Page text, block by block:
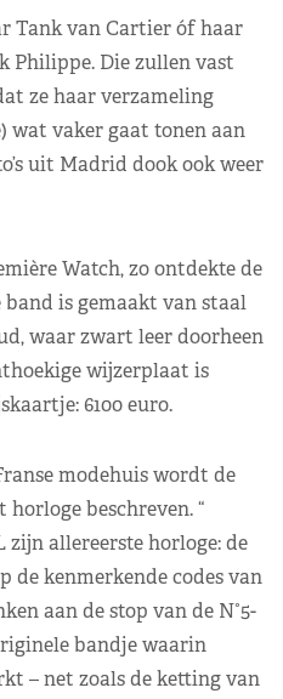
Tank van Cartier óf haar
Philippe. Die zullen vast
ze haar verzameling
wat vaker gaat tonen aan
uit Madrid dook ook weer
Watch, zo ontdekte de
band is gemaakt van staal
waar zwart leer doorheen
wijzerplaat is
6100 euro.
modehuis wordt de
horloge beschreven. “
zijn allereerste horloge: de
de kenmerkende codes van
aan de stop van de N°5-
bandje waarin
– net zoals de ketting van